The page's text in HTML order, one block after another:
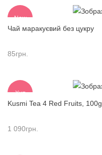
New
Чай маракуєвий без цукру
85грн.
Хит
Kusmi Tea 4 Red Fruits, 100g
1 090грн.